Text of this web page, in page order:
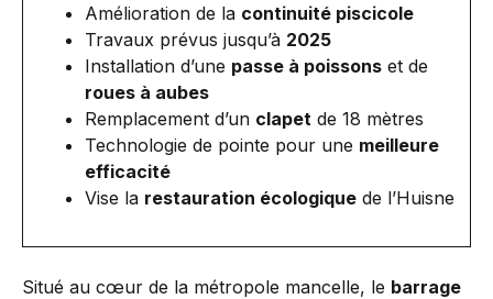
Amélioration de la continuité piscicole
Travaux prévus jusqu’à 2025
Installation d’une passe à poissons et de
roues à aubes
Remplacement d’un clapet de 18 mètres
Technologie de pointe pour une meilleure
efficacité
Vise la restauration écologique de l’Huisne
Situé au cœur de la métropole mancelle, le barrage